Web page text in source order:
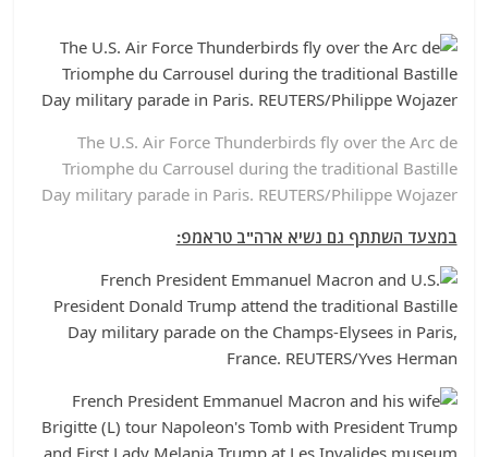
k
The U.S. Air Force Thunderbirds fly over the Arc de
Triomphe du Carrousel during the traditional Bastille
Day military parade in Paris. REUTERS/Philippe Wojazer
במצעד השתתף גם נשיא ארה"ב טראמפ: